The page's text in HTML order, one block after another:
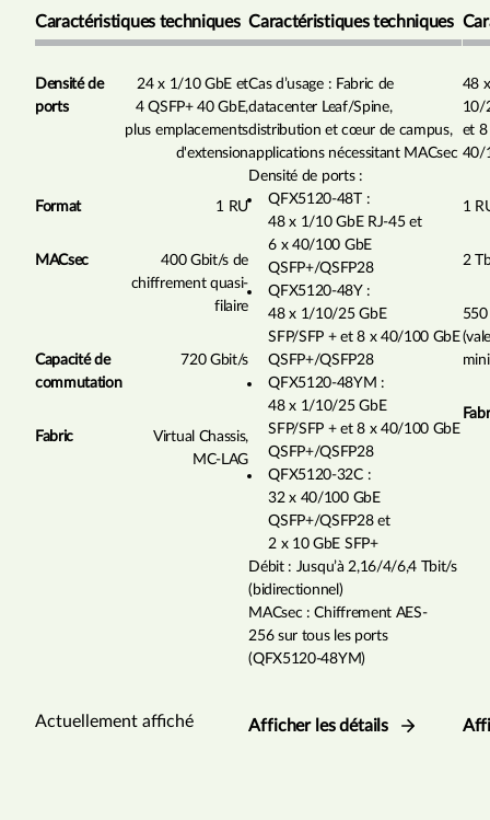
Caractéristiques techniques
Densité de
ports
24 x 1/10 GbE et
4 QSFP+ 40 GbE,
plus emplacements
d'extension
Format 1 RU
MACsec
400 Gbit/s de
chiffrement quasi-
filaire
Capacité de
commutation
720 Gbit/s
Fabric
Virtual Chassis,
MC-LAG
Actuellement affiché
Caractéristiques techniques
Cas d’usage : Fabric de
datacenter Leaf/Spine,
distribution et cœur de campus,
applications nécessitant MACsec
Densité de ports :
QFX5120-48T :
48 x 1/10 GbE RJ-45 et
6 x 40/100 GbE
QSFP+/QSFP28
QFX5120-48Y :
48 x 1/10/25 GbE
SFP/SFP + et 8 x 40/100 GbE
QSFP+/QSFP28
QFX5120-48YM :
48 x 1/10/25 GbE
SFP/SFP + et 8 x 40/100 GbE
QSFP+/QSFP28
QFX5120-32C :
32 x 40/100 GbE
QSFP+/QSFP28 et
2 x 10 GbE SFP+
Débit : Jusqu’à 2,16/4/6,4 Tbit/s
(bidirectionnel)
MACsec : Chiffrement AES-
256 sur tous les ports
(QFX5120-48YM)
Afficher les détails
48 x
10/
et 8
40/
1
2
550